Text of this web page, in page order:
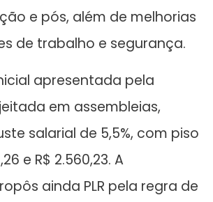
e pós, além de melhorias
de trabalho e segurança.
apresentada pela
em assembleias,
salarial de 5,5%, com piso
e R$ 2.560,23. A
ainda PLR pela regra de